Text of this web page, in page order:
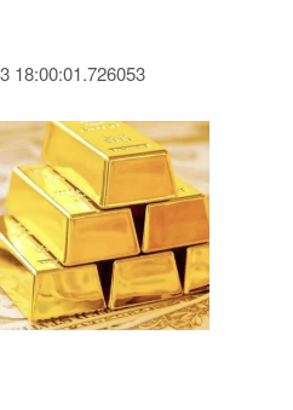
18:00:01.726053